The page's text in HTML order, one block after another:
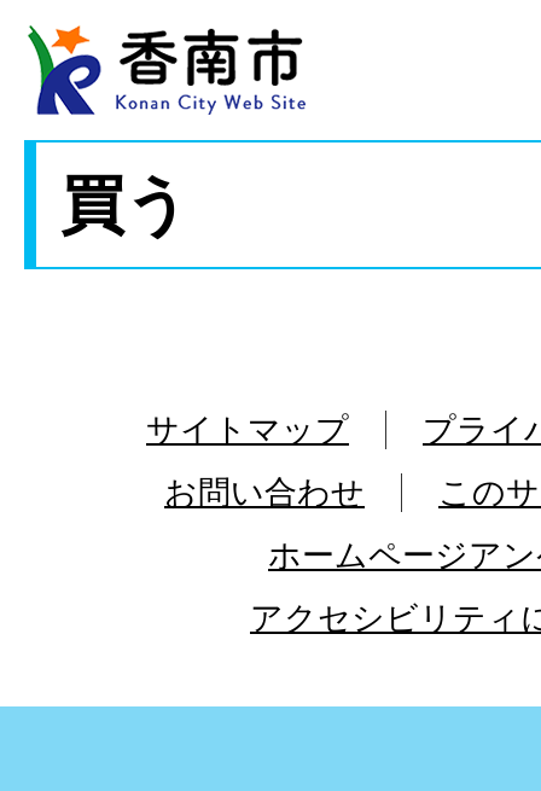
買う
サイトマップ
プライ
お問い合わせ
この
ホームページア
アクセシビリティ